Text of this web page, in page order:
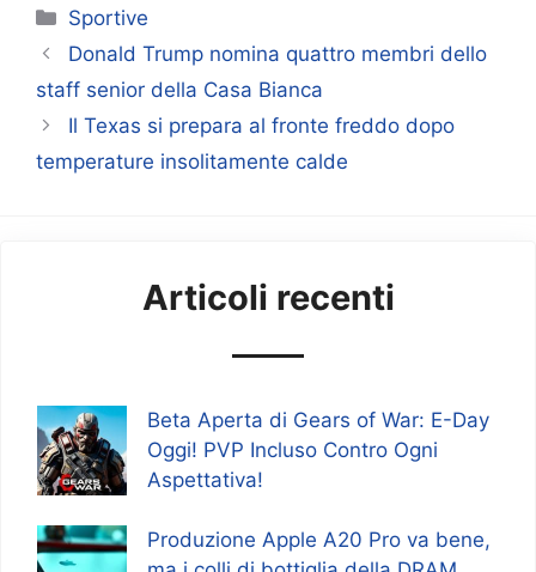
Categorie
Sportive
Donald Trump nomina quattro membri dello
staff senior della Casa Bianca
Il Texas si prepara al fronte freddo dopo
temperature insolitamente calde
Articoli recenti
Beta Aperta di Gears of War: E-Day
Oggi! PVP Incluso Contro Ogni
Aspettativa!
Produzione Apple A20 Pro va bene,